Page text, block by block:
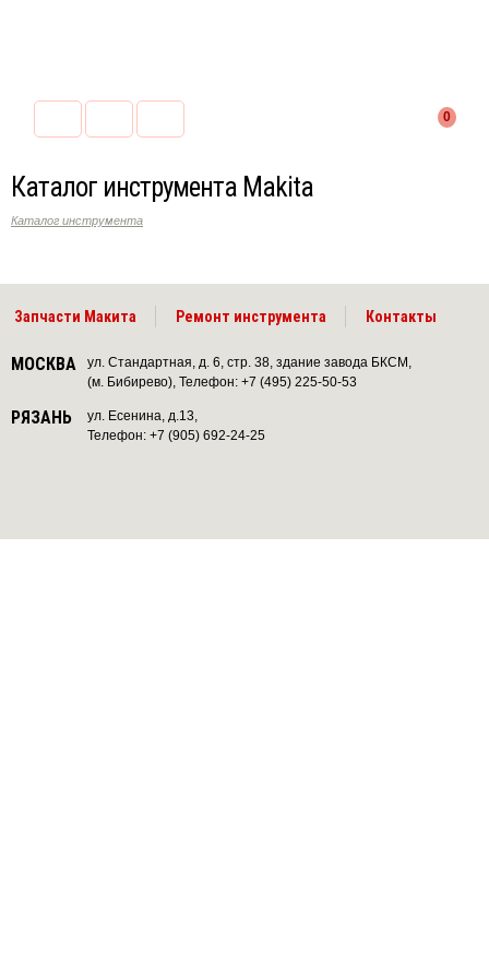
0
Каталог инструмента Makita
Каталог инструмента
Запчасти Макита Ремонт инструмента Контакты
МОСКВА
ул. Стандартная, д. 6, стр. 38, здание завода БКСМ,
(м. Бибирево), Телефон: +7 (495) 225-50-53
РЯЗАНЬ
ул. Есенина, д.13,
Телефон: +7 (905) 692-24-25